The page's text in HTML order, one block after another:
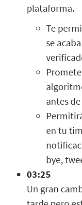
plataforma.
Te
se
antes
en tu
bye,
03:25
Un gran